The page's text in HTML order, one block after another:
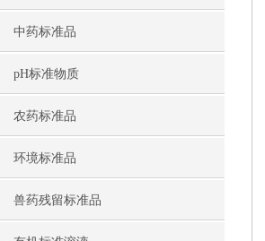
中药标准品
pH标准物质
农药标准品
环境标准品
兽药残留标准品